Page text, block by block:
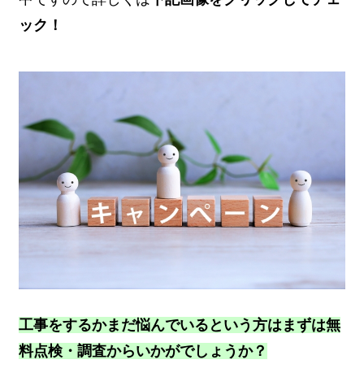
ック！
工事をするかまだ悩んでいるという方はまずは無
料点検・調査からいかがでしょうか？